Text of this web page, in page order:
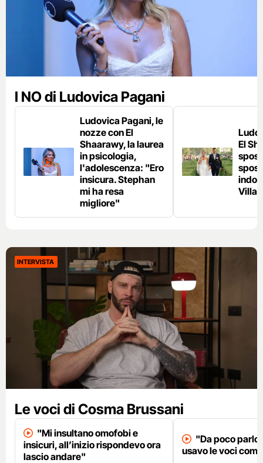
I NO di Ludovica Pagani
Ludovica Pagani, le
nozze con El
Shaarawy, la laurea
in psicologia,
l'adolescenza: "Ero
insicura. Stephan
mi ha resa
migliore"
El
Villa
INTERVISTA
Le voci di Cosma Brussani
"Mi insultano omofobi e
insicuri, all’inizio rispondevo ora
lascio andare"
"Da poco parlo
usavo le voci